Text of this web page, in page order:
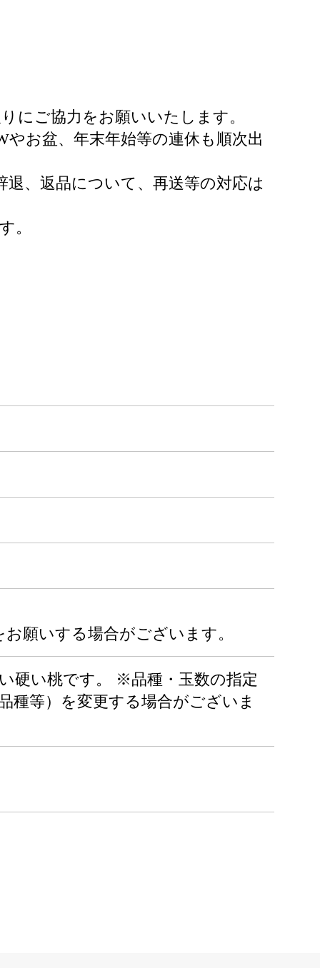
にご協力をお願いいたします。
お盆、年末年始等の連休も順次出
、返品について、再送等の対応は
。
願いする場合がございます。
い桃です。 ※品種・玉数の指定
種等）を変更する場合がございま